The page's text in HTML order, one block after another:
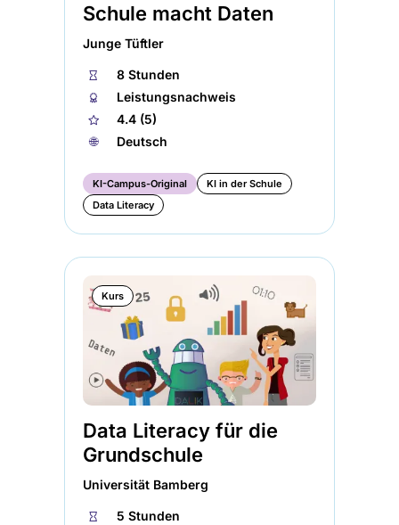
Schule macht Daten
Junge Tüftler
⏱
8 Stunden
🏅︎
Leistungsnachweis
★
4.4 (5)
🌐︎
Deutsch
KI-Campus-Original
KI in der Schule
Data Literacy
Kurs
Data Literacy für die
Grundschule
Universität Bamberg
⏱
5 Stunden